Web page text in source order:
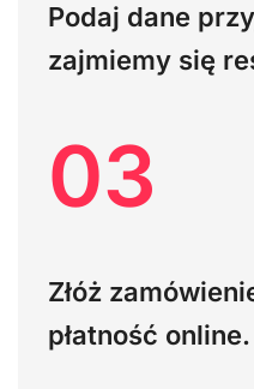
Podaj dane
zajmiemy się
03
Złóż
płatność online.